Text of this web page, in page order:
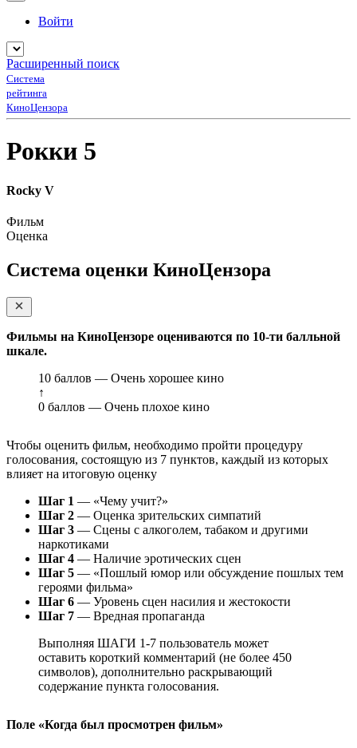
Войти
Расширенный поиск
Система
рейтинга
КиноЦензора
Рокки 5
Rocky V
Фильм
Оценка
Система оценки КиноЦензора
Фильмы на КиноЦензоре оцениваются по 10-ти балльной
шкале.
10 баллов — Очень хорошее кино
↑
0 баллов — Очень плохое кино
Чтобы оценить фильм, необходимо пройти процедуру
голосования, состоящую из 7 пунктов, каждый из которых
влияет на итоговую оценку
Шаг 1 — «Чему учит?»
Шаг 2 — Оценка зрительских симпатий
Шаг 3 — Сцены с алкоголем, табаком и другими
наркотиками
Шаг 4 — Наличие эротических сцен
Шаг 5 — «Пошлый юмор или обсуждение пошлых тем
героями фильма»
Шаг 6 — Уровень сцен насилия и жестокости
Шаг 7 — Вредная пропаганда
Выполняя ШАГИ 1-7 пользователь может
оставить короткий комментарий (не более 450
символов), дополнительно раскрывающий
содержание пункта голосования.
Поле «Когда был просмотрен фильм»